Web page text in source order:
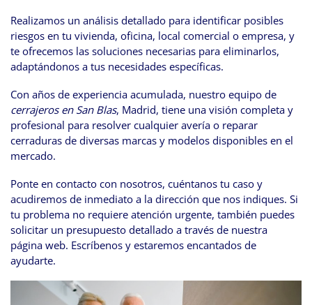
Realizamos un análisis detallado para identificar posibles
riesgos en tu vivienda, oficina, local comercial o empresa, y
te ofrecemos las soluciones necesarias para eliminarlos,
adaptándonos a tus necesidades específicas.
Con años de experiencia acumulada, nuestro equipo de
cerrajeros en San Blas, Madrid, tiene una visión completa y
profesional para resolver cualquier avería o reparar
cerraduras de diversas marcas y modelos disponibles en el
mercado.
Ponte en contacto con nosotros, cuéntanos tu caso y
acudiremos de inmediato a la dirección que nos indiques. Si
tu problema no requiere atención urgente, también puedes
solicitar un presupuesto detallado a través de nuestra
página web. Escríbenos y estaremos encantados de
ayudarte.